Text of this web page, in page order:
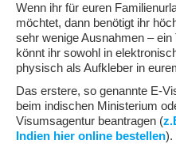
Wenn ihr für euren
möchtet, dann benötigt ihr
sehr wenige Ausnahmen –
könnt ihr sowohl in
physisch als Aufkleber in
Das erstere, so genannte E-
beim indischen Ministerium
Visumsagentur beantragen (
Indien hier online bestellen).